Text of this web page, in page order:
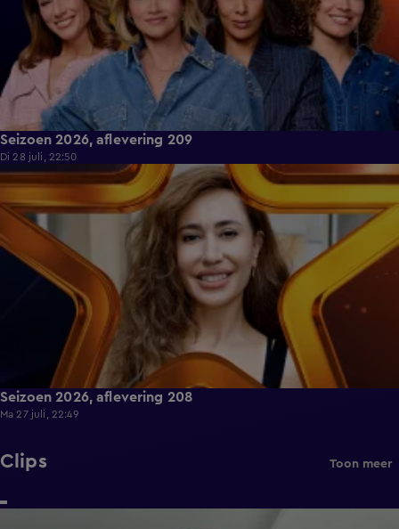
Seizoen 2026, aflevering 209
Di 28 juli, 22:50
36:14
Seizoen 2026, aflevering 208
Ma 27 juli, 22:49
Clips Toon meer